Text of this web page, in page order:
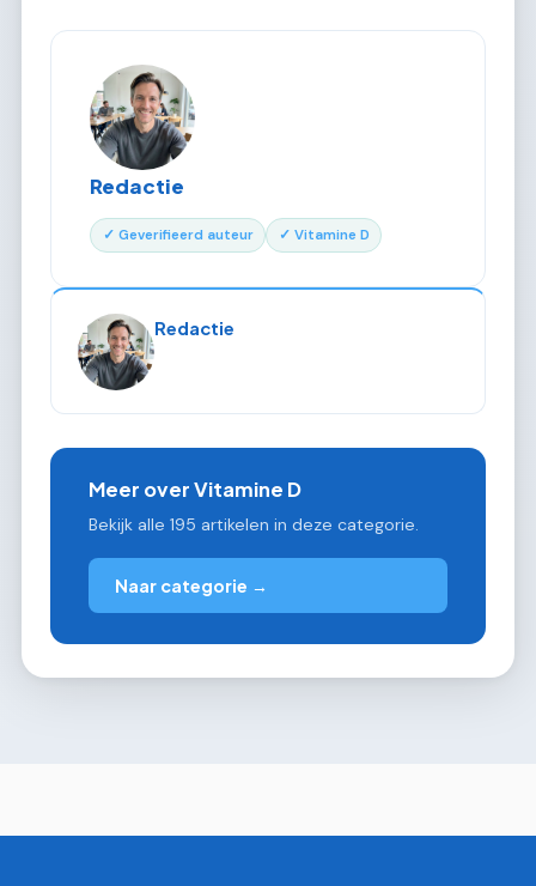
Redactie
✓ Geverifieerd auteur ✓ Vitamine D
Redactie
Meer over Vitamine D
Bekijk alle 195 artikelen in deze categorie.
Naar categorie →